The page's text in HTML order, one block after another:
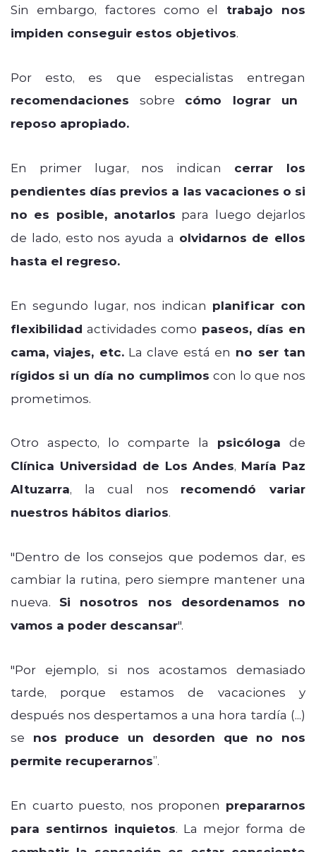
Sin embargo, factores como el
trabajo nos
impiden conseguir estos objetivos.
Por esto, es que especialistas entregan
recomendaciones sobre cómo lograr un
reposo apropiado.
En primer lugar, nos indican cerrar los
pendientes días previos a las vacaciones o si
no es posible, anotarlos para luego dejarlos
de lado, esto nos ayuda a olvidarnos de ellos
hasta el regreso.
En segundo lugar, nos indican planificar con
flexibilidad actividades como paseos, días en
cama, viajes, etc.La clave está en no ser tan
rígidos si un día no cumplimos con lo que nos
prometimos.
Otro aspecto, lo comparte la psicóloga de
Clínica Universidad de Los Andes, María Paz
Altuzarra, la cual nos recomendó variar
nuestros hábitos diarios.
"Dentro de los consejos que podemos dar, es
cambiar la rutina, pero siempre mantener una
nueva. Si nosotros nos desordenamos no
vamos a poder descansar".
"Por ejemplo, si nos acostamos demasiado
tarde, porque estamos de vacaciones y
después nos despertamos a una hora tardía (...)
se nos produce un desorden que no nos
permite recuperarnos”.
En cuarto puesto, nos proponen prepararnos
para sentirnos inquietos. La mejor forma de